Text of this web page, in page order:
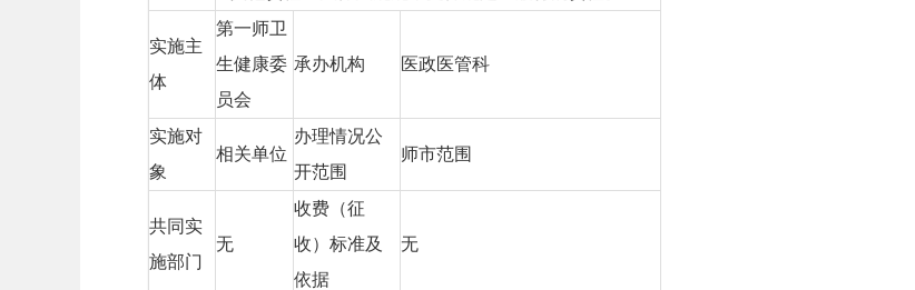
实施主
体
第一师卫
生健康委
员会
承办机构 医政医管科
实施对
象
相关单位
办理情况公
开范围
师市范围
共同实
施部门
无
收费（征
收）标准及
依据
无